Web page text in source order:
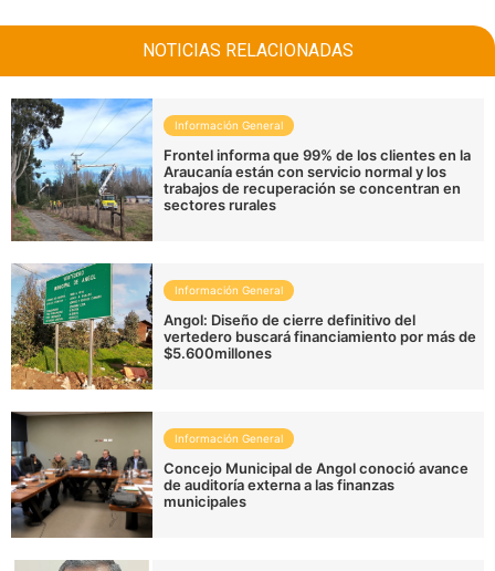
NOTICIAS RELACIONADAS
Información General
Frontel informa que 99% de los clientes en la
Araucanía están con servicio normal y los
trabajos de recuperación se concentran en
sectores rurales
Información General
Angol: Diseño de cierre definitivo del
vertedero buscará financiamiento por más de
$5.600millones
Información General
Concejo Municipal de Angol conoció avance
de auditoría externa a las finanzas
municipales